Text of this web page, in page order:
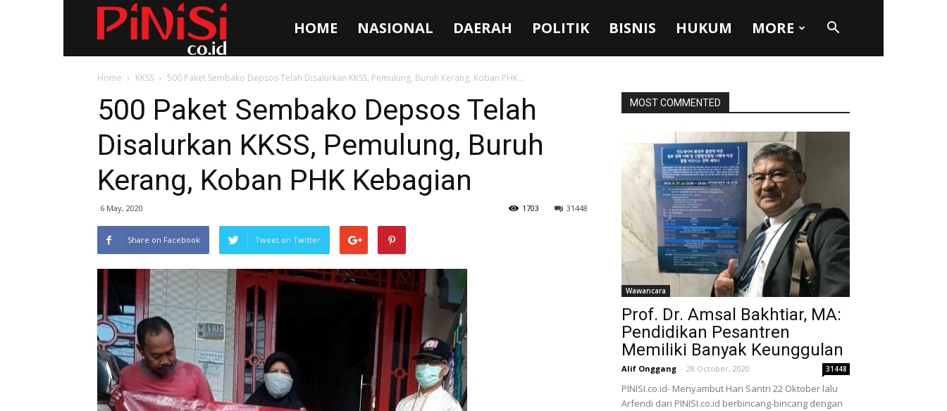
HOME NASIONAL DAERAH POLITIK BISNIS HUKUM MORE
Home KKSS 500 Paket Sembako Depsos Telah Disalurkan KKSS, Pemulung, Buruh Kerang, Koban PHK...
500 Paket Sembako Depsos Telah
Disalurkan KKSS, Pemulung, Buruh
Kerang, Koban PHK Kebagian
6 May, 2020 31448
1703
Share on Facebook Tweet on Twitter
MOST COMMENTED
Wawancara
Prof. Dr. Amsal Bakhtiar, MA:
Pendidikan Pesantren
Memiliki Banyak Keunggulan
Alif Onggang - 28 October, 2020 31448
PINISI.co.id- Menyambut Hari Santri 22 Oktober lalu
Arfendi dari PINISI.co.id berbincang-bincang dengan